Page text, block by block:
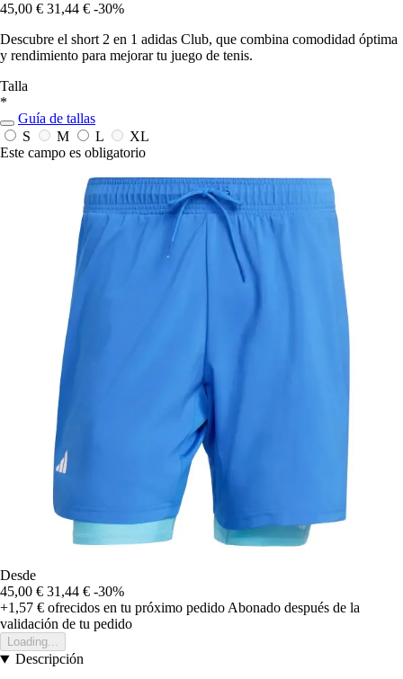
45,00 € 31,44 € -30%
Descubre el short 2 en 1 adidas Club, que combina comodidad óptima
y rendimiento para mejorar tu juego de tenis.
Talla
*
Guía de tallas
S
M L
XL
Este campo es obligatorio
Desde
45,00 € 31,44 € -30%
+1,57 € ofrecidos en tu próximo pedidoAbonado después de la
validación de tu pedido
Loading...
Descripción